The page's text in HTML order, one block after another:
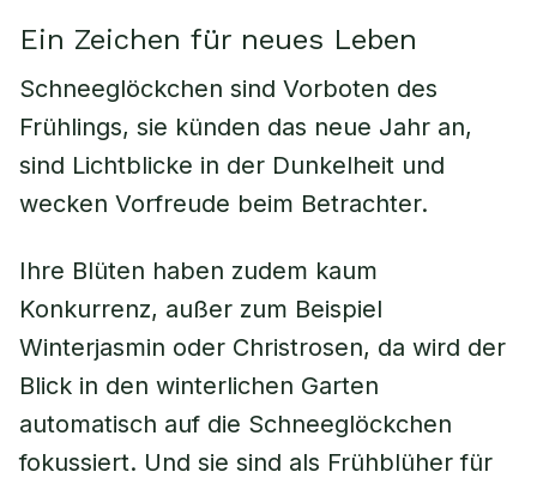
Ein Zeichen für neues Leben
Schneeglöckchen sind Vorboten des
Frühlings, sie künden das neue Jahr an,
sind Lichtblicke in der Dunkelheit und
wecken Vorfreude beim Betrachter.
Ihre Blüten haben zudem kaum
Konkurrenz, außer zum Beispiel
Winterjasmin oder Christrosen, da wird der
Blick in den winterlichen Garten
automatisch auf die Schneeglöckchen
fokussiert. Und sie sind als Frühblüher für